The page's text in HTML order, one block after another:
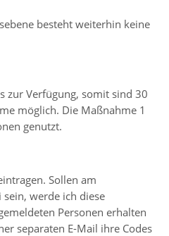
besteht weiterhin keine
zur Verfügung, somit sind 30
möglich. Die Maßnahme 1
genutzt.
Sollen am
werde ich diese
Personen erhalten
separaten E-Mail ihre Codes